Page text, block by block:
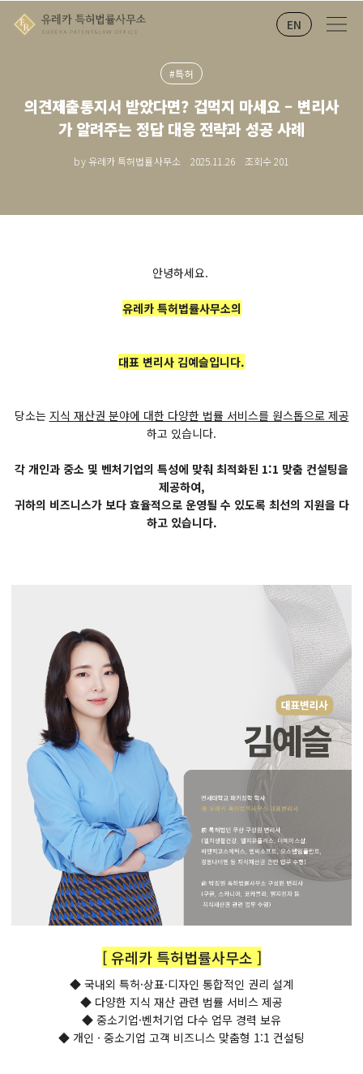
EN
#특허
의견제출통지서 받았다면? 겁먹지 마세요 – 변리사
가 알려주는 정답 대응 전략과 성공 사례
by 유레카 특허법률사무소 2025.11.26 조회수201
안녕하세요.
유레카 특허법률사무소의
대표 변리사 김예슬입니다.
당소는 지식 재산권 분야에 대한 다양한 법률 서비스를 원스톱으로 제공
하고 있습니다.
각 개인과 중소 및 벤처기업의 특성에 맞춰 최적화된 1:1 맞춤 컨설팅을
제공하여,
귀하의 비즈니스가 보다 효율적으로 운영될 수 있도록 최선의 지원을 다
하고 있습니다.
[ 유레카 특허법률사무소 ]
◆ 국내외 특허·상표·디자인 통합적인 권리 설계
◆ 다양한 지식 재산 관련 법률 서비스 제공
◆ 중소기업·벤처기업 다수 업무 경력 보유
◆ 개인 · 중소기업 고객 비즈니스 맞춤형 1:1 컨설팅